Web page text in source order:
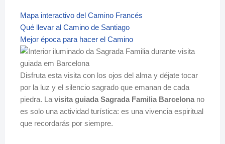
Mapa interactivo del Camino Francés
Qué llevar al Camino de Santiago
Mejor época para hacer el Camino
Disfruta esta visita con los ojos del alma y déjate tocar
por la luz y el silencio sagrado que emanan de cada
piedra. La visita guiada Sagrada Familia Barcelona no
es solo una actividad turística: es una vivencia espiritual
que recordarás por siempre.